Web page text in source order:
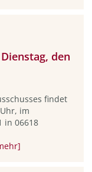
den
findet
im
in 06618